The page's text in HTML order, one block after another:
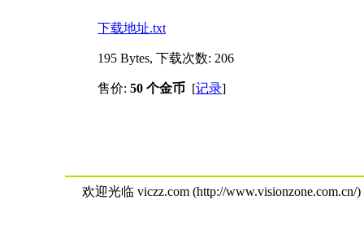
下载地址.txt
195 Bytes, 下载次数: 206
售价: 50 个金币 [记录]
欢迎光临 viczz.com (http://www.visionzone.com.cn/)